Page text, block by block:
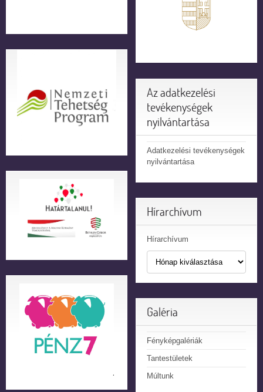
Az adatkezelési
tevékenységek
nyilvántartása
Adatkezelési tevékenységek
nyilvántartása
Hírarchívum
Hírarchívum
Galéria
Fényképgalériák
Tantestületek
Múltunk